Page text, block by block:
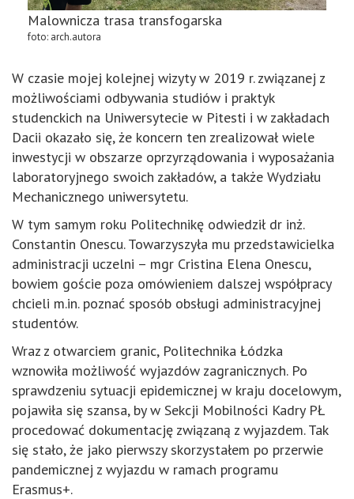
Malownicza trasa transfogarska
foto: arch.autora
W czasie mojej kolejnej wizyty w 2019 r. związanej z
możliwościami odbywania studiów i praktyk
studenckich na Uniwersytecie w Pitesti i w zakładach
Dacii okazało się, że koncern ten zrealizował wiele
inwestycji w obszarze oprzyrządowania i wyposażania
laboratoryjnego swoich zakładów, a także Wydziału
Mechanicznego uniwersytetu.
W tym samym roku Politechnikę odwiedził dr inż.
Constantin Onescu. Towarzyszyła mu przedstawicielka
administracji uczelni – mgr Cristina Elena Onescu,
bowiem goście poza omówieniem dalszej współpracy
chcieli m.in. poznać sposób obsługi administracyjnej
studentów.
Wraz z otwarciem granic, Politechnika Łódzka
wznowiła możliwość wyjazdów zagranicznych. Po
sprawdzeniu sytuacji epidemicznej w kraju docelowym,
pojawiła się szansa, by w Sekcji Mobilności Kadry PŁ
procedować dokumentację związaną z wyjazdem. Tak
się stało, że jako pierwszy skorzystałem po przerwie
pandemicznej z wyjazdu w ramach programu
Erasmus+.